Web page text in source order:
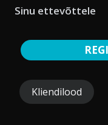
Sinu ettevõttele
Kliendilood